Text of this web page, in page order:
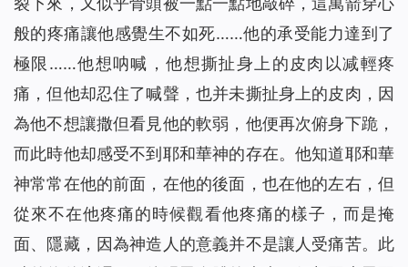
般的疼痛讓他感覺生不如死……他的承受能力達到了
極限……他想呐喊，他想撕扯身上的皮肉以减輕疼
痛，但他却忍住了喊聲，也并未撕扯身上的皮肉，因
為他不想讓撒但看見他的軟弱，他便再次俯身下跪，
而此時他却感受不到耶和華神的存在。他知道耶和華
神常常在他的前面，在他的後面，也在他的左右，但
從來不在他疼痛的時候觀看他疼痛的樣子，而是掩
面、隱藏，因為神造人的意義并不是讓人受痛苦。此